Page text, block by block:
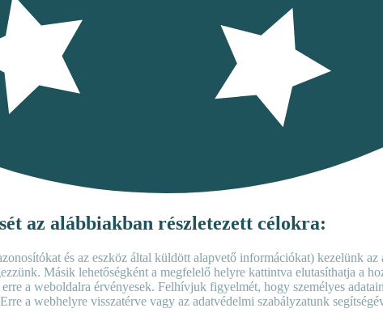
az alábbiakban részletezett célokra:
és az eszköz által küldött alapvető információkat) kezelünk
Másik lehetőségként a megfelelő helyre kattintva elutasíthatja a
a weboldalra érvényesek. Felhívjuk figyelmét, hogy személyes
a webhelyre visszatérve vagy az adatvédelmi szabályzatunk